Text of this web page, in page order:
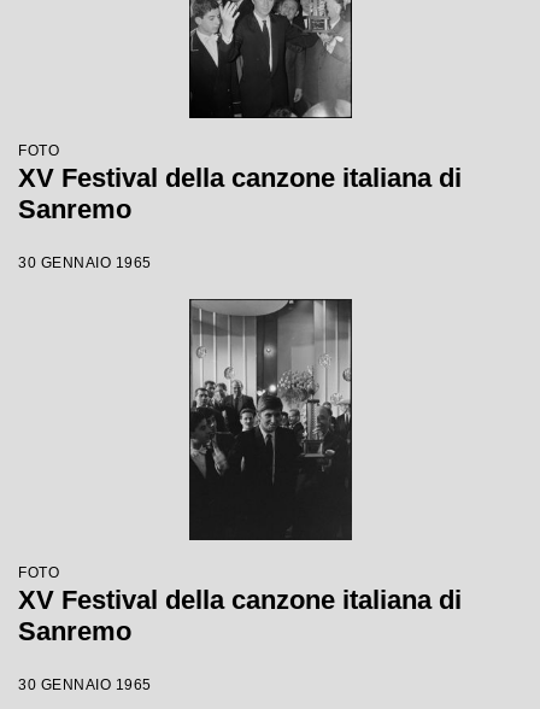
FOTO
XV Festival della canzone italiana di
Sanremo
30 GENNAIO 1965
FOTO
XV Festival della canzone italiana di
Sanremo
30 GENNAIO 1965